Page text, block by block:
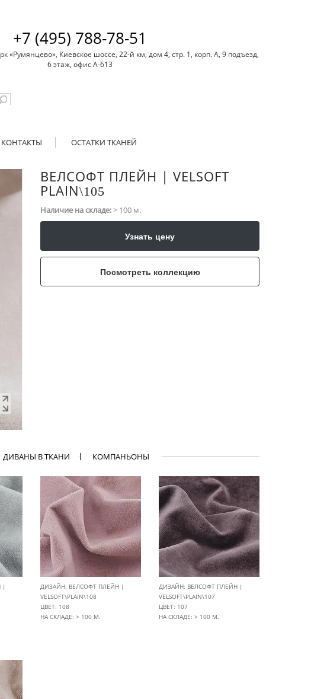
+7 (495) 788-78-51
«Румянцево», Киевское шоссе, 22-й км, дом 4, стр. 1, корп. А, 9 подъезд,
6 этаж, офис А-613
КОНТАКТЫ ОСТАТКИ ТКАНЕЙ
ВЕЛСОФТ ПЛЕЙН | VELSOFT
PLAIN\​105
Наличие на складе:> 100 м.
Узнать цену
Посмотреть коллекцию
ДИВАНЫ В ТКАНИ КОМПАНЬОНЫ
|
ДИЗАЙН: ВЕЛСОФТ ПЛЕЙН |
VELSOFT\PLAIN\108
ЦВЕТ: 108
НА СКЛАДЕ: > 100 М.
ДИЗАЙН: ВЕЛСОФТ ПЛЕЙН |
VELSOFT\PLAIN\107
ЦВЕТ: 107
НА СКЛАДЕ: > 100 М.